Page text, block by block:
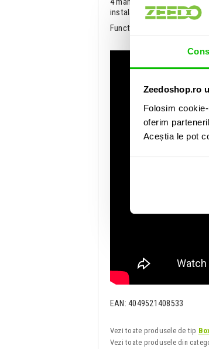
Zeedoshop.ro
Folosim
oferim
Aceștia le pot
instalare si transport.
Functia Bluetooth permite
EAN: 4049521408533
Vezi toate produsele de tip
Vezi toate produsele din